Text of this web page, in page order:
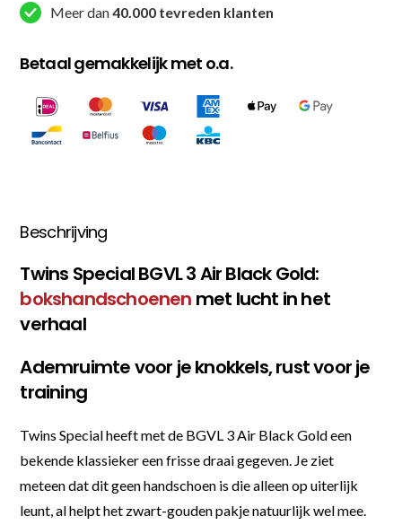
Meer dan40.000 tevreden klanten
Betaal gemakkelijk met o.a.
Beschrijving
Twins Special BGVL 3 Air Black Gold:
bokshandschoenen met lucht in het
verhaal
Ademruimte voor je knokkels, rust voor je
training
Twins Special heeft met de BGVL 3 Air Black Gold een
bekende klassieker een frisse draai gegeven. Je ziet
meteen dat dit geen handschoen is die alleen op uiterlijk
leunt, al helpt het zwart-gouden pakje natuurlijk wel mee.